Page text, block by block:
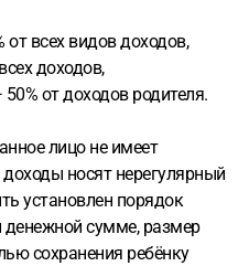
от всех видов доходов,
доходов,
от доходов родителя.
лицо не имеет
носят нерегулярный
установлен порядок
сумме, размер
сохранения ребёнку